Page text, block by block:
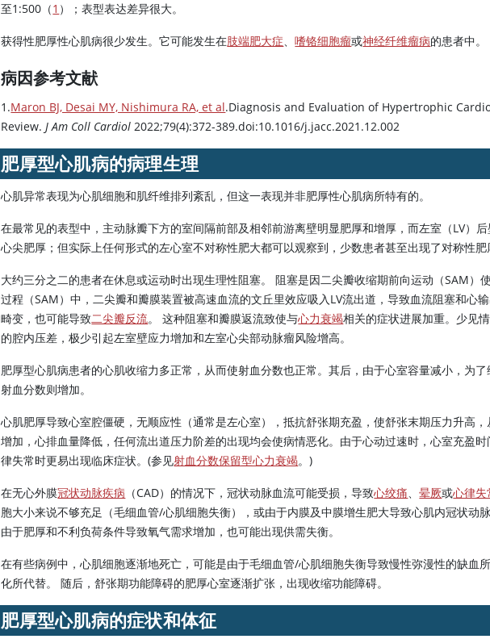
至1:500（1 ）；表型表达差异很大。
获得性肥厚性心肌病很少发生。它可能发生在肢端肥大症、嗜铬细胞瘤或神经纤维瘤病的患者中。
病因参考文献
1.Maron BJ, Desai MY, Nishimura RA, et al.Diagnosis and Evaluation of Hypertrophic
Review.J Am Coll Cardiol 2022;79(4):372-389.doi:10.1016/j.jacc.2021.12.002
肥厚型心肌病的病理生理
心肌异常表现为心肌细胞和肌纤维排列紊乱，但这一表现并非肥厚性心肌病所特有的。
在最常见的表型中，主动脉瓣下方的室间隔前部及相邻前游离壁明显肥厚和增厚，而左室（LV）
心尖肥厚；但实际上任何形式的左心室不对称性肥大都可以观察到，少数患者甚至出现了对称性肥
大约三分之二的患者在休息或运动时出现生理性阻塞。 阻塞是因二尖瓣收缩期前向运动（SAM）
过程（SAM）中，二尖瓣和瓣膜装置被高速血流的文丘里效应吸入LV流出道，导致血流阻塞和心
畸变，也可能导致二尖瓣反流。 这种阻塞和瓣膜返流致使与心力衰竭相关的症状进展加重。少见
的腔内压差，极少引起左室壁应力增加和左室心尖部动脉瘤风险增高。
肥厚型心肌病患者的心肌收缩力多正常，从而使射血分数也正常。其后，由于心室容量减小，为
射血分数则增加。
心肌肥厚导致心室腔僵硬，无顺应性（通常是左心室），抵抗舒张期充盈，使舒张末期压力升高
增加，心排血量降低，任何流出道压力阶差的出现均会使病情恶化。由于心动过速时，心室充盈
律失常时更易出现临床症状。(参见射血分数保留型心力衰竭。)
在无心外膜冠状动脉疾病 （CAD）的情况下，冠状动脉血流可能受损，导致心绞痛、晕厥或心律失
胞大小来说不够充足（毛细血管/心肌细胞失衡），或由于内膜及中膜增生肥大导致心肌内冠状动
由于肥厚和不利负荷条件导致氧气需求增加，也可能出现供需失衡。
在有些病例中，心肌细胞逐渐地死亡，可能是由于毛细血管/心肌细胞失衡导致慢性弥漫性的缺血
化所代替。 随后，舒张期功能障碍的肥厚心室逐渐扩张，出现收缩功能障碍。
肥厚型心肌病的症状和体征